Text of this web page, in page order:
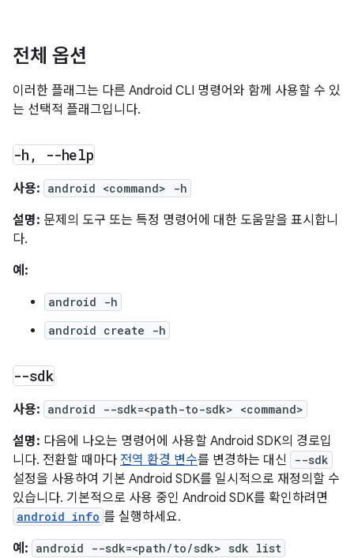
전체 옵션
이러한 플래그는 다른 Android CLI 명령어와 함께 사용할 수 있
는 선택적 플래그입니다.
-h , --help
사용: android <command> -h
설명: 문제의 도구 또는 특정 명령어에 대한 도움말을 표시합니
다.
예:
android -h
android create -h
--sdk
사용: android --sdk=<path-to-sdk> <command>
설명: 다음에 나오는 명령어에 사용할 Android SDK의 경로입
니다. 전환할 때마다 전역 환경 변수를 변경하는 대신 --sdk
설정을 사용하여 기본 Android SDK를 일시적으로 재정의할 수
있습니다. 기본적으로 사용 중인 Android SDK를 확인하려면
android info 를 실행하세요.
예: android --sdk=<path/to/sdk> sdk list